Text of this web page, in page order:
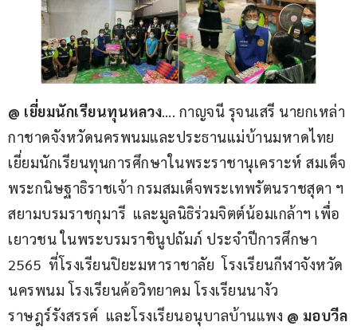
@ เยี่ยมนักเรียนทุนหลวง…. กาญจนี รุจนเสรี นายกเหล่า
กาชาดจังหวัดนครพนมและประธานแม่บ้านมหาดไทย
เยี่ยมนักเรียนทุนการศึกษาในพระราชานุเคราะห์ สมเด็จ
พระกนิษฐาธิราชเจ้า กรมสมเด็จพระเทพรัตนราชสุดา ฯ
สยามบรมราชกุมารี  และมูลนิธิร่วมจิตต์น้อมเกล้าฯ เพื่อ
เยาวชน ในพระบรมราชินูปถัมภ์ ประจำปีการศึกษา
2565  ที่โรงเรียนปิยะมหาราชาลัย  โรงเรียนกีฬาจังหวัด
นครพนม โรงเรียนค้อวิทยาคม โรงเรียนนางัว
ราษฎร์รังสรรค์  และโรงเรียนอนุบาลบ้านแพง @ มอบวีล